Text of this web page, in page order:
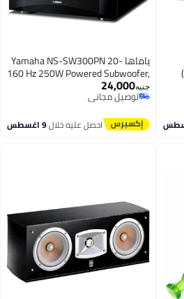
ياماها Yamaha NS-SW300PN 20-
160 Hz 250W Powered Subwoofer,
Piano Black
جنيه24,000
توصيل مجاني
توصيل مجاني
احصل عليه خلال9 اغسطس